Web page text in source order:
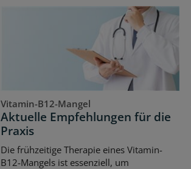
Vitamin-B12-Mangel
Aktuelle Empfehlungen für die
Praxis
Die frühzeitige Therapie eines Vitamin-
B12-Mangels ist essenziell, um